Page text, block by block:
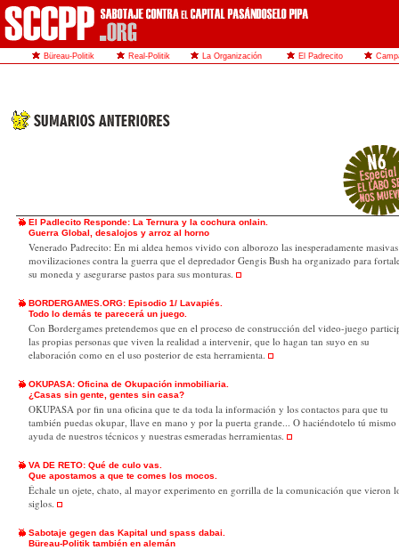
Büreau-Politik Real-Politik La Organización El Padrecito
El Padlecito Responde: La Ternura y la cochura onlain.
Guerra Global, desalojos y arroz al horno
Venerado Padrecito: En mi aldea hemos vivido con alborozo las inesperadamente masivas
movilizaciones contra la guerra que el depredador Gengis Bush ha organizado para
su moneda y asegurarse pastos para sus monturas.
BORDERGAMES.ORG: Episodio 1/ Lavapiés.
Todo lo demás te parecerá un juego.
Con Bordergames pretendemos que en el proceso de construcción del video-juego
las propias personas que viven la realidad a intervenir, que lo hagan tan suyo en su
elaboración como en el uso posterior de esta herramienta.
OKUPASA: Oficina de Okupación inmobiliaria.
¿Casas sin gente, gentes sin casa?
OKUPASA por fin una oficina que te da toda la información y los contactos para que tu
también puedas okupar, llave en mano y por la puerta grande... O haciéndotelo tú mismo
ayuda de nuestros técnicos y nuestras esmeradas herramientas.
VA DE RETO: Qué de culo vas.
Que apostamos a que te comes los mocos.
Échale un ojete, chato, al mayor experimento en gorrilla de la comunicación que vieron
siglos.
Sabotaje gegen das Kapital und spass dabai.
Büreau-Politik también en alemán